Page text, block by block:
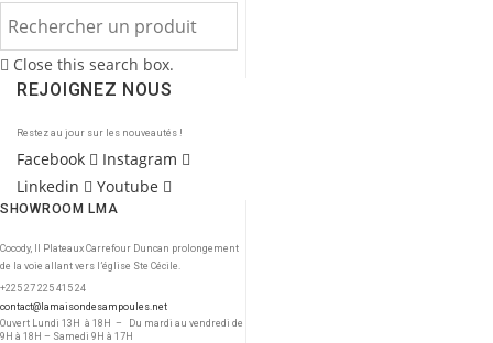
Close this search box.
REJOIGNEZ NOUS
Restez au jour sur les nouveautés !
Facebook
Instagram
Linkedin
Youtube
SHOWROOM LMA
Cocody, II Plateaux Carrefour Duncan prolongement
de la voie allant vers l’église Ste Cécile.
+225 27 225 415 24
contact@lamaisondesampoules.net
Ouvert Lundi 13H à 18H – Du mardi au vendredi de
9H à 18H – Samedi 9H à 17H